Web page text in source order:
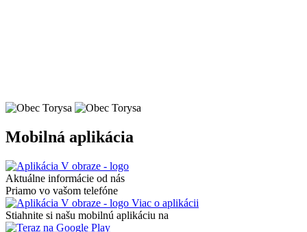
Mobilná aplikácia
Aktuálne informácie od nás
Priamo vo vašom telefóne
Viac o aplikácii
Stiahnite si našu mobilnú aplikáciu na